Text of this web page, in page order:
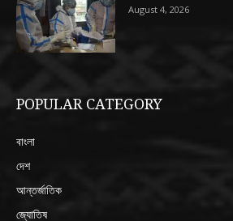
August 4, 2026
POPULAR CATEGORY
বাংলা
দেশ
আন্তর্জাতিক
জ্যোতিষ